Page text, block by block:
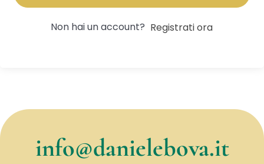
Non hai un account? Registrati ora
info@danielebova.it